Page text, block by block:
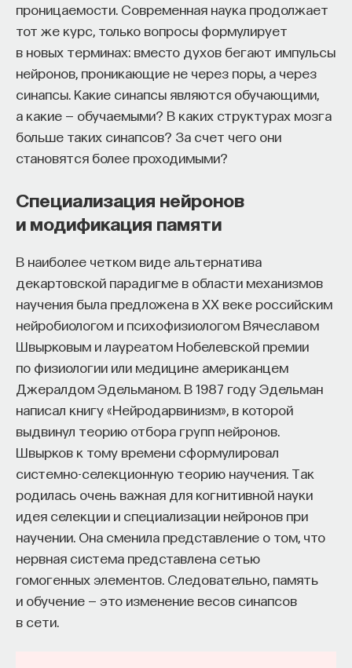
проницаемости. Современная наука продолжает
тот же курс, только вопросы формулирует
в новых терминах: вместо духов бегают импульсы
нейронов, проникающие не через поры, а через
синапсы. Какие синапсы являются обучающими,
а какие — обучаемыми? В каких структурах мозга
больше таких синапсов? За счет чего они
становятся более проходимыми?
Специализация нейронов
и модификация памяти
В наиболее четком виде альтернатива
декартовской парадигме в области механизмов
научения была предложена в XX веке российским
нейробиологом и психофизиологом Вячеславом
Швырковым и лауреатом Нобелевской премии
по физиологии или медицине американцем
Джералдом Эдельманом. В 1987 году Эдельман
написал книгу «Нейродарвинизм», в которой
выдвинул теорию отбора групп нейронов.
Швырков к тому времени сформулировал
системно-селекционную теорию научения. Так
родилась очень важная для когнитивной науки
идея селекции и специализации нейронов при
научении. Она сменила представление о том, что
нервная система представлена сетью
гомогенных элементов. Следовательно, память
и обучение — это изменение весов синапсов
в сети.